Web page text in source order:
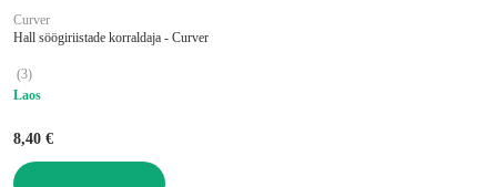
Curver
Hall söögiriistade korraldaja - Curver
(3)
Laos
8,40 €